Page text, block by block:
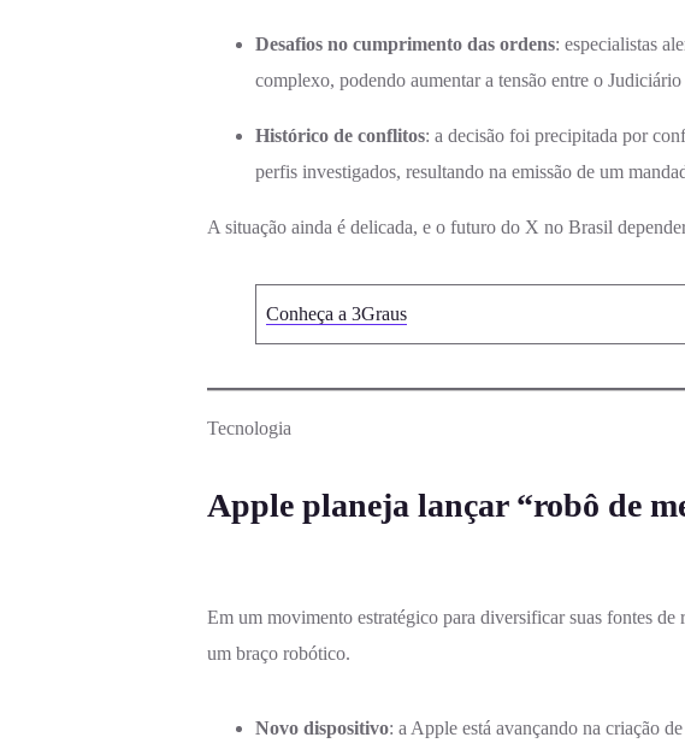
Desafios no cumprimento das ordens: especialistas
complexo, podendo aumentar a tensão entre o
Histórico de conflitos: a decisão foi precipitada por
perfis investigados, resultando na emissão de um
A situação ainda é delicada, e o futuro do X no Brasil
Conheça a 3Graus
Tecnologia
Apple planeja lançar “robô de
Em um movimento estratégico para diversificar suas fontes
um braço robótico.
Novo dispositivo: a Apple está avançando na criação